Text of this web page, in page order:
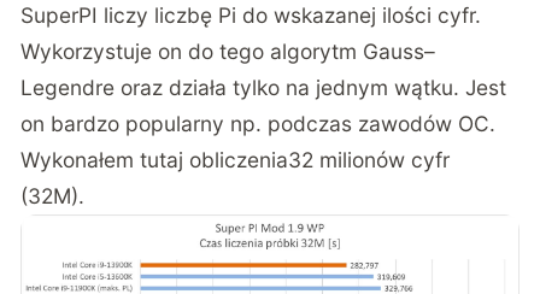
SuperPI liczy liczbę Pi do wskazanej ilości cyfr.
Wykorzystuje on do tego algorytm Gauss–
Legendre oraz działa tylko na jednym wątku. Jest
on bardzo popularny np. podczas zawodów OC.
Wykonałem tutaj obliczenia32 milionów cyfr
(32M).